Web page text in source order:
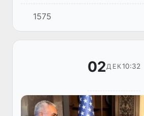
Камбоҷаро бо як занги
1575
02ДЕК10:32